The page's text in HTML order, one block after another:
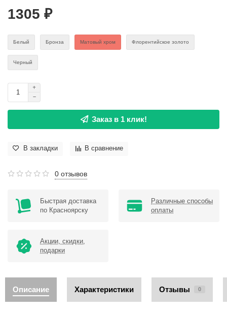
1305 ₽
Белый Бронза Матовый хром Флорентийское золото
Черный
Заказ в 1 клик!
В закладки В сравнение
0 отзывов
Быстрая доставка
по Красноярску
Различные способы
оплаты
Акции, скидки,
подарки
Описание Характеристики Отзывы 0